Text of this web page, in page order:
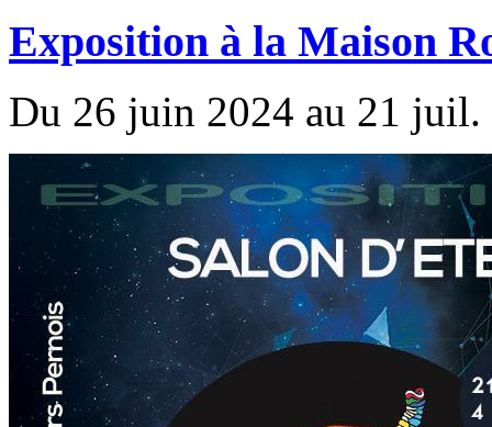
Exposition à la Maison
Du 26 juin 2024 au 21 juil.